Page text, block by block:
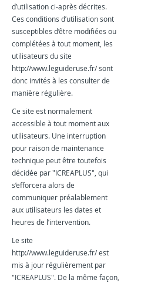
d’utilisation ci-après décrites.
Ces conditions d’utilisation sont
susceptibles d’être modifiées ou
complétées à tout moment, les
utilisateurs du site
http://www.leguideruse.fr/ sont
donc invités à les consulter de
manière régulière.
Ce site est normalement
accessible à tout moment aux
utilisateurs. Une interruption
pour raison de maintenance
technique peut être toutefois
décidée par "ICREAPLUS", qui
s’efforcera alors de
communiquer préalablement
aux utilisateurs les dates et
heures de l’intervention.
Le site
http://www.leguideruse.fr/ est
mis à jour régulièrement par
"ICREAPLUS". De la même façon,